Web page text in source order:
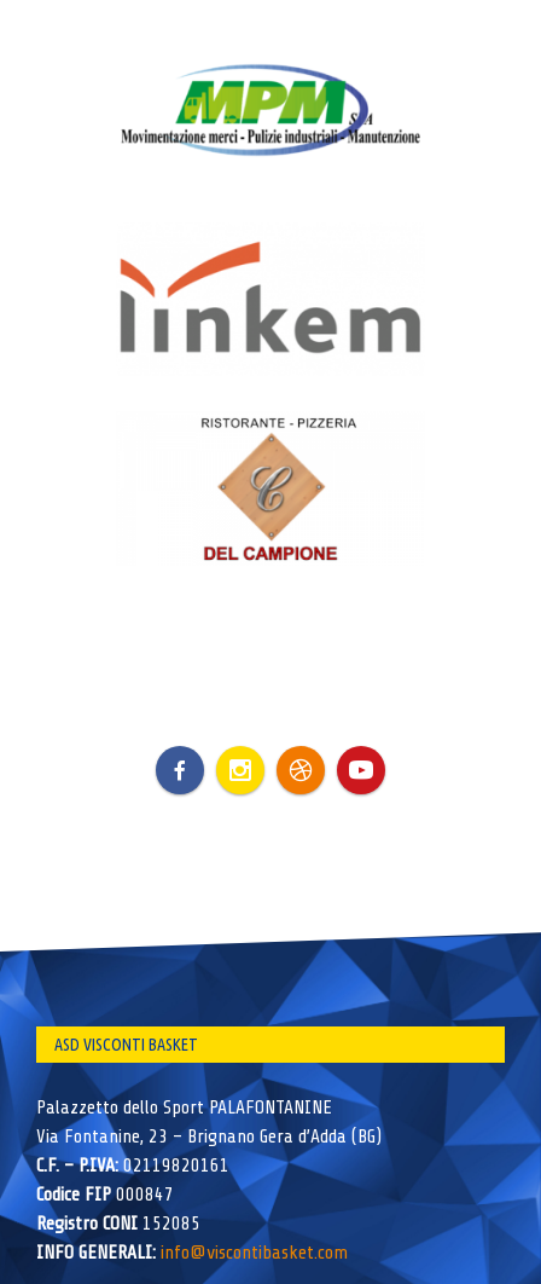
ASD VISCONTI BASKET
Palazzetto dello Sport PALAFONTANINE
Via Fontanine, 23 – Brignano Gera d’Adda (BG)
C.F. – P.IVA:02119820161
Codice FIP000847
Registro CONI 152085
INFO GENERALI: info@viscontibasket.com